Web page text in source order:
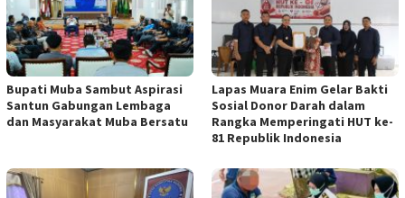
Bupati Muba Sambut Aspirasi
Santun Gabungan Lembaga
dan Masyarakat Muba Bersatu
Lapas Muara Enim Gelar Bakti
Sosial Donor Darah dalam
Rangka Memperingati HUT ke-
81 Republik Indonesia